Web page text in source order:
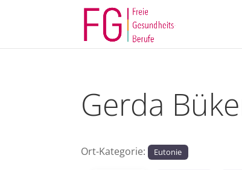
Gerda
Ort-Kategorie: Eutonie